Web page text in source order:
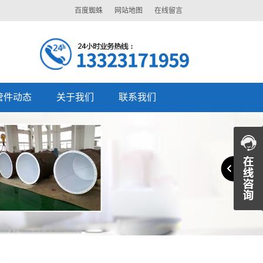
在线留言
网站地图
百度蜘蛛
件动态 关于我们 联系我们